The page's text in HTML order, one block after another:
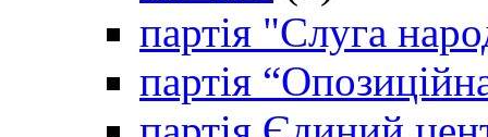
партія "Слуга
партія